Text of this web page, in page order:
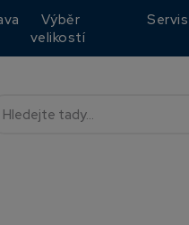
Výběr
velikostí
Servis